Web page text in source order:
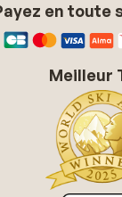
en toute
Meilleur